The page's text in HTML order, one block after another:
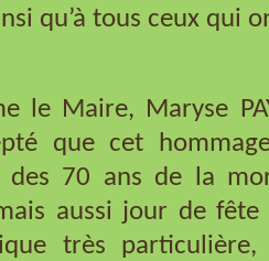
qu’à tous ceux qui
le Maire, Maryse
que cet
des 70 ans de la
aussi jour de fête
très particulière,